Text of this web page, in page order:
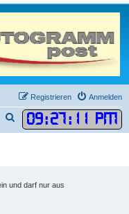
Anmelden
Registrieren
09:27: 11 PM
u
e
und darf nur aus